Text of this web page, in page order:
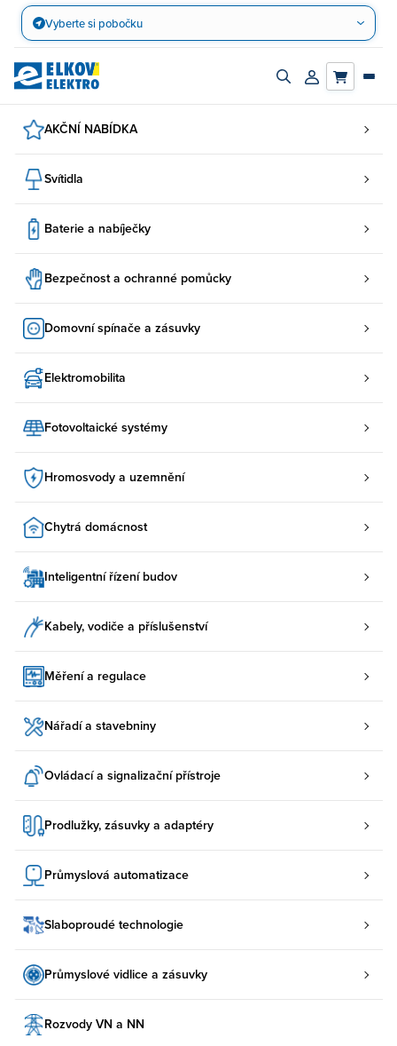
Přejít
obsah
Vyberte si pobočku
Zapnout/vypnout
Přihlásit/
AKČNÍ NABÍDKA
Svítidla
Baterie a nabíječky
Bezpečnost a ochranné pomůcky
Domovní spínače a zásuvky
Elektromobilita
Fotovoltaické systémy
Hromosvody a uzemnění
Chytrá domácnost
Inteligentní řízení budov
Kabely, vodiče a příslušenství
Měření a regulace
Nářadí a stavebniny
Ovládací a signalizační přístroje
Prodlužky, zásuvky a adaptéry
Průmyslová automatizace
Slaboproudé technologie
Průmyslové vidlice a zásuvky
Rozvody VN a NN